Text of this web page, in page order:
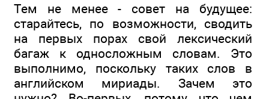
Тем не менее - совет на будущее:
старайтесь, по возможности, сводить
на первых порах свой лексический
багаж к односложным словам. Это
выполнимо, поскольку таких слов в
английском мириады. Зачем это